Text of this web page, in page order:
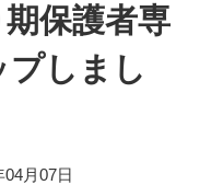
保護者専
プしまし
月07日